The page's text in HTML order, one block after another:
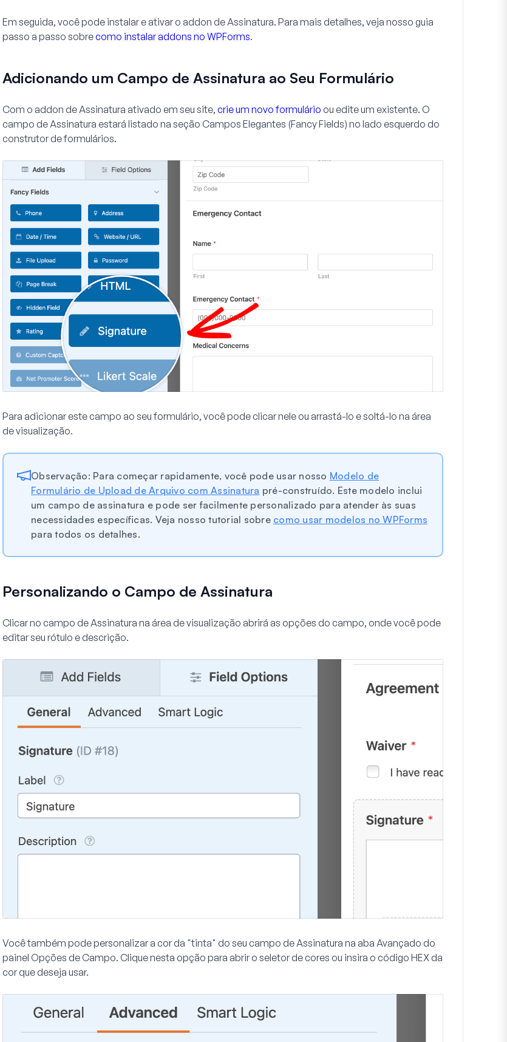
Em seguida, você pode instalar e ativar o addon de Assinatura. Para mais detalhes, veja nosso guia
passo a passo sobrecomo instalar addons no WPForms.
Adicionando um Campo de Assinatura ao Seu Formulário
Com o addon de Assinatura ativado em seu site, crie um novo formulário ou edite um existente. O
campo de Assinatura estará listado na seção Campos Elegantes (Fancy Fields) no lado esquerdo do
construtor de formulários.
Para adicionar este campo ao seu formulário, você pode clicar nele ou arrastá-lo e soltá-lo na área
de visualização.
Observação: Para começar rapidamente, você pode usar nosso Modelo de
Formulário de Upload de Arquivo com Assinatura pré-construído. Este modelo inclui
um campo de assinatura e pode ser facilmente personalizado para atender às suas
necessidades específicas. Veja nosso tutorial sobre como usar modelos no WPForms
para todos os detalhes.
Personalizando o Campo de Assinatura
Clicar no campo de Assinatura na área de visualização abrirá as opções do campo, onde você pode
editar seu rótulo e descrição.
Você também pode personalizar a cor da "tinta" do seu campo de Assinatura na aba Avançado do
painel Opções de Campo. Clique nesta opção para abrir o seletor de cores ou insira o código HEX da
cor que deseja usar.